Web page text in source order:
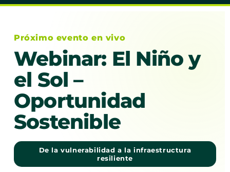
Próximo evento en vivo
Webinar: El Niño y
el Sol –
Oportunidad
Sostenible
De la vulnerabilidad a la infraestructura
resiliente